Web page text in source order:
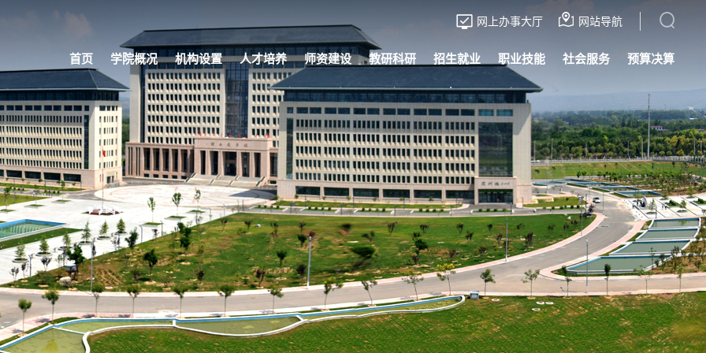
网站导航
网上办事大厅
首页 学院概况 机构设置 人才培养 师资建设 教研科研 招生就业 职业技能 社会服务 预算决算